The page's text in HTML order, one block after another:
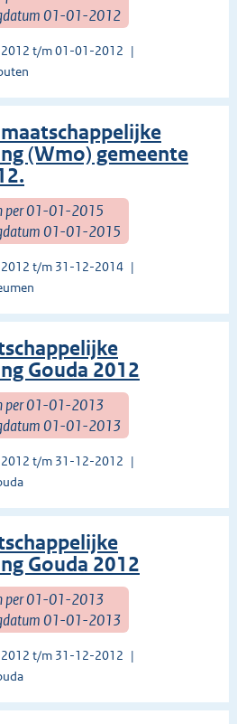
01-01-2012
t/m 01-01-2012
(Wmo) gemeente
per 01-01-2015
01-01-2015
t/m 31-12-2014
Gouda 2012
per 01-01-2013
01-01-2013
t/m 31-12-2012
Gouda 2012
per 01-01-2013
01-01-2013
t/m 31-12-2012